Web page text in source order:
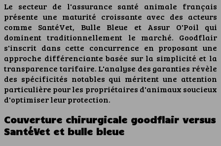
Le secteur de l'assurance santé animale français
présente une maturité croissante avec des acteurs
comme SantéVet, Bulle Bleue et Assur O'Poil qui
dominent traditionnellement le marché. Goodflair
s'inscrit dans cette concurrence en proposant une
approche différenciante basée sur la simplicité et la
transparence tarifaire. L'analyse des garanties révèle
des spécificités notables qui méritent une attention
particulière pour les propriétaires d'animaux soucieux
d'optimiser leur protection.
Couverture chirurgicale goodflair versus
SantéVet et bulle bleue